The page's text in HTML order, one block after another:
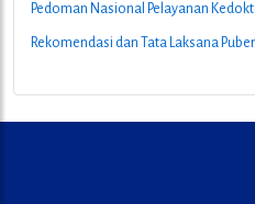
Pedoman Nasional Pelayanan
Rekomendasi dan Tata Laksana